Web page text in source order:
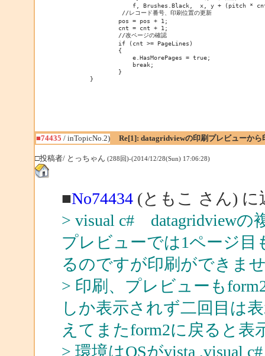
f, Brushes.Black,  x, y + (pitch *
                 //レコード番号、印刷位置の更新
                pos = pos + 1;
                cnt = cnt + 1;
                //改ページの確認
                if (cnt >= PageLines)
                {
                    e.HasMorePages = true;
                    break;
                }
        }
■74435 / inTopicNo.2) Re[1]: datagridviewの印刷プレビューから
□投稿者/ とっちゃん (288回)-(2014/12/28(Sun) 17:06:28)
■No74434(ともこ さん) に
> visual c# datagridviewの
プレビューでは1ページ目
るのですが印刷ができま
> 印刷、プレビューも
しか表示されず二回目は
えてまたform2に戻ると表
> 環境はOSがvista ,visual